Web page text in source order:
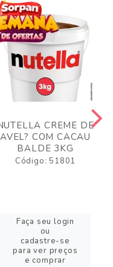
CREME DE
AVEL? COM CACAU
BALDE 3KG
Código: 51801
Faça seu login
ou
cadastre-se
para ver preços
e comprar